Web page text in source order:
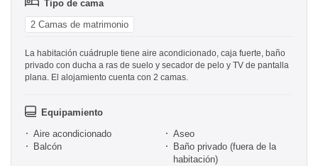
Tipo de cama
2 Camas de matrimonio
La habitación cuádruple tiene aire acondicionado, caja fuerte, baño
privado con ducha a ras de suelo y secador de pelo y TV de pantalla
plana. El alojamiento cuenta con 2 camas.
Equipamiento
Aire acondicionado
Aseo
Balcón
Baño privado (fuera de la
habitación)